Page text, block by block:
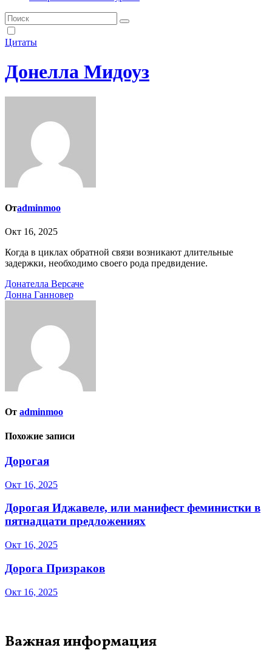
Цитаты
Донелла Мидоуз
Отadminmoo
Окт 16, 2025
Когда в циклах обратной связи возникают длительные
задержки, необходимо своего рода предвидение.
Навигация
по
Донателла Версаче
Донна Ганновер
От adminmoo
Похожие записи
Дорогая
Окт 16, 2025
Дорогая Иджавеле, или манифест феминистки в
пятнадцати предложениях
Окт 16, 2025
Дорога Призраков
Окт 16, 2025
Важная информация